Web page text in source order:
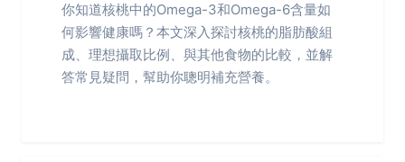
你知道核桃中的Omega-3和Omega-6含量如
何影響健康嗎？本文深入探討核桃的脂肪酸組
成、理想攝取比例、與其他食物的比較，並解
答常見疑問，幫助你聰明補充營養。